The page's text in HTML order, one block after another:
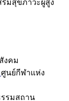
ริมสุขภาวะผู้สูง
งคม
ศูนย์กีฬาแห่ง
รรมสถาน